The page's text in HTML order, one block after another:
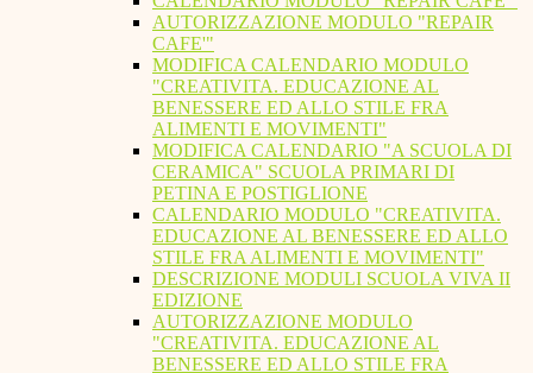
AUTORIZZAZIONE MODULO "REPAIR
CAFE'"
MODIFICA CALENDARIO MODULO
"CREATIVITA. EDUCAZIONE AL
BENESSERE ED ALLO STILE FRA
ALIMENTI E MOVIMENTI"
MODIFICA CALENDARIO "A SCUOLA DI
CERAMICA" SCUOLA PRIMARI DI
PETINA E POSTIGLIONE
CALENDARIO MODULO "CREATIVITA.
EDUCAZIONE AL BENESSERE ED ALLO
STILE FRA ALIMENTI E MOVIMENTI"
DESCRIZIONE MODULI SCUOLA VIVA II
EDIZIONE
AUTORIZZAZIONE MODULO
"CREATIVITA. EDUCAZIONE AL
BENESSERE ED ALLO STILE FRA